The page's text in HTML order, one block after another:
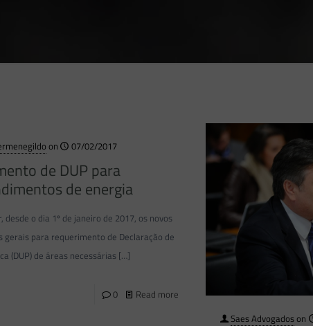
on 07/02/2017
de DUP para
de energia
desde o dia 1º de janeiro de 2017, os novos
gerais para requerimento de Declaração de
(DUP) de áreas necessárias […]
0
Read more
Saes Advogadoson